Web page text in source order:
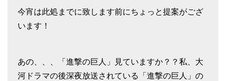
今宵は此処までに致します前にちょっと提案がござ
います！
あの、、、「進撃の巨人」見ていますか？？私、大
河ドラマの後深夜放送されている「進撃の巨人」の